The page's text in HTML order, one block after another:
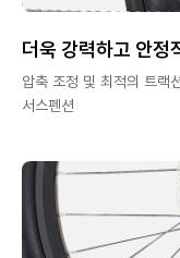
더욱 강력하고 안정
압축 조정 및 최적의 트
서스펜션